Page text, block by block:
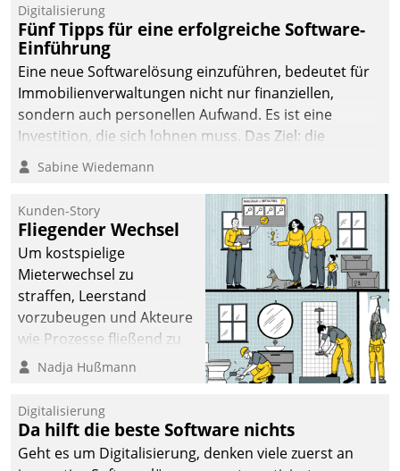
Digitalisierung
Fünf Tipps für eine erfolgreiche Software-
Einführung
Eine neue Softwarelösung einzuführen, bedeutet für
Immobilienverwaltungen nicht nur finanziellen,
sondern auch personellen Aufwand. Es ist eine
Investition, die sich lohnen muss. Das Ziel: die
nachhaltige Optimierung der Geschäftsabläufe. Damit
dieses Ziel erreicht wird, sollten einige Grundregeln
Sabine Wiedemann
Kunden-Story
Fliegender Wechsel
Um kostspielige
Mieterwechsel zu
straffen, Leerstand
vorzubeugen und Akteure
wie Prozesse fließend zu
vernetzen, nutzt die
Jahresbeginn eine
Überblick, Einsicht und
Eingriff bietende Lösung.
Nadja Hußmann
Digitalisierung
Da hilft die beste Software nichts
Geht es um Digitalisierung, denken viele zuerst an